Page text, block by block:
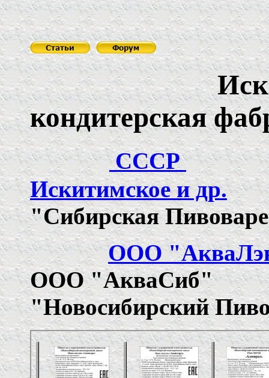
кондитерская
СССР
Искитимское и др.
"Сибирская
ООО"
ООО"АкваСиб"
"Новосибирский